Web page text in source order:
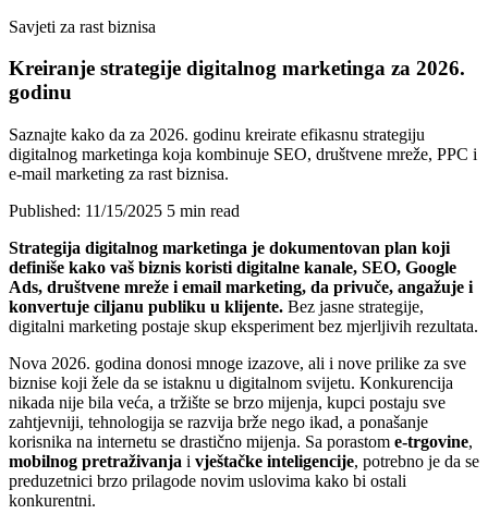
Savjeti za rast biznisa
Kreiranje strategije digitalnog marketinga za 2026.
godinu
Saznajte kako da za 2026. godinu kreirate efikasnu strategiju
digitalnog marketinga koja kombinuje SEO, društvene mreže, PPC i
e-mail marketing za rast biznisa.
Published: 11/15/2025 5 min read
Strategija digitalnog marketinga je dokumentovan plan koji
definiše kako vaš biznis koristi digitalne kanale, SEO, Google
Ads, društvene mreže i email marketing, da privuče, angažuje i
konvertuje ciljanu publiku u klijente. Bez jasne strategije,
digitalni marketing postaje skup eksperiment bez mjerljivih rezultata.
Nova 2026. godina donosi mnoge izazove, ali i nove prilike za sve
biznise koji žele da se istaknu u digitalnom svijetu. Konkurencija
nikada nije bila veća, a tržište se brzo mijenja, kupci postaju sve
zahtjevniji, tehnologija se razvija brže nego ikad, a ponašanje
korisnika na internetu se drastično mijenja. Sa porastom e-trgovine,
mobilnog pretraživanja i vještačke inteligencije, potrebno je da se
preduzetnici brzo prilagode novim uslovima kako bi ostali
konkurentni.